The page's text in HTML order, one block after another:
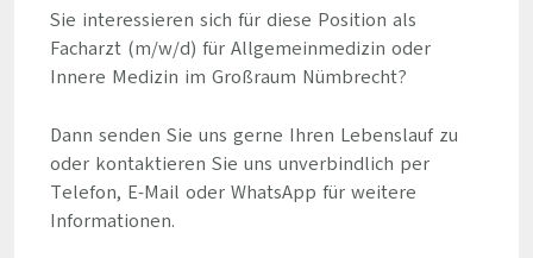
Sie interessieren sich für diese Position als
Facharzt (m/w/d) für Allgemeinmedizin oder
Innere Medizin im Großraum Nümbrecht?
Dann senden Sie uns gerne Ihren Lebenslauf zu
oder kontaktieren Sie uns unverbindlich per
Telefon, E-Mail oder WhatsApp für weitere
Informationen.